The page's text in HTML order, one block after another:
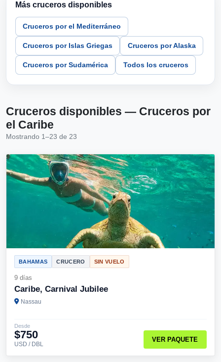
Más cruceros disponibles
Cruceros por el Mediterráneo
Cruceros por Islas Griegas Cruceros por Alaska
Cruceros por Sudamérica Todos los cruceros
Cruceros disponibles — Cruceros por
el Caribe
Mostrando 1–23 de 23
BAHAMAS CRUCERO SIN VUELO
9 días
Caribe, Carnival Jubilee
Nassau
Desde
$750
USD / DBL
VER PAQUETE